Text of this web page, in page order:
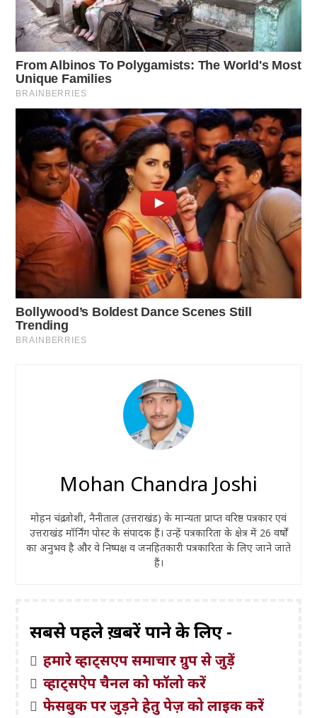
Mohan Chandra Joshi
मोहन चंद्र जोशी, नैनीताल (उत्तराखंड) के मान्यता प्राप्त वरिष्ठ पत्रकार एवं
उत्तराखंड मॉर्निंग पोस्ट के संपादक हैं। उन्हें पत्रकारिता के क्षेत्र में 26 वर्षों
का अनुभव है और वे निष्पक्ष व जनहितकारी पत्रकारिता के लिए जाने जाते
हैं।
सबसे पहले ख़बरें पाने के लिए -
हमारे व्हाट्सएप समाचार ग्रुप से जुड़ें
व्हाट्सऐप चैनल को फॉलो करें
फेसबुक पर जुड़ने हेतु पेज़ को लाइक करें